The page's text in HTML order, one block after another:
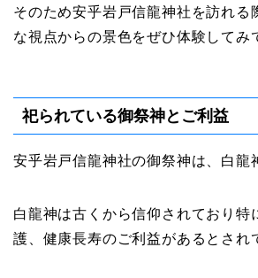
そのため安乎岩戸信龍神社を訪れる
な視点からの景色をぜひ体験してみ
祀られている御祭神とご利益
安乎岩戸信龍神社の御祭神は、白龍
白龍神は古くから信仰されており特
護、健康長寿のご利益があるとされ